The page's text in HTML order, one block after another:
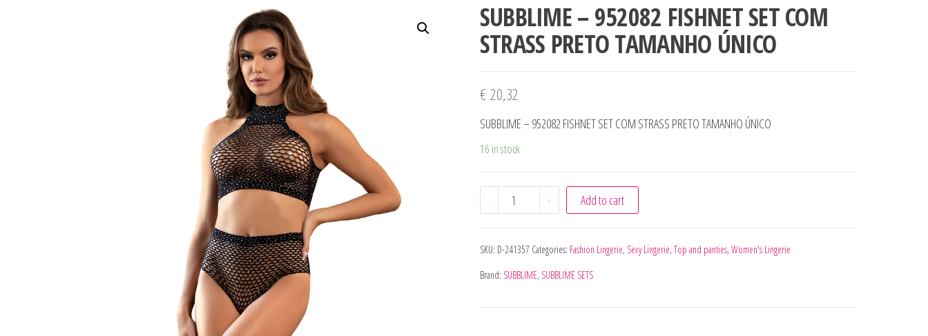
SUBBLIME – 952082 FISHNET SET COM
STRASS PRETO TAMANHO ÚNICO
€20,32
SUBBLIME – 952082 FISHNET SET COM STRASS PRETO TAMANHO ÚNICO
16 in stock
- SUBBLIME - 952082 FISHNET SET COM STRASS PRETO TAMANHO ÚNICO quantity
+ Add to cart
SKU: D-241357 Categories: Fashion Lingerie, Sexy Lingerie, Top and panties, Women's Lingerie
Brand: SUBBLIME, SUBBLIME SETS